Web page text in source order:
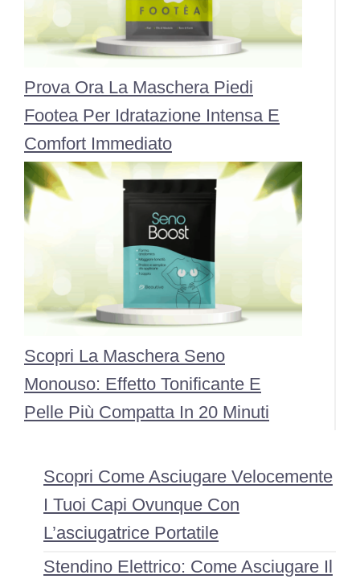
Prova Ora La Maschera Piedi
Footea Per Idratazione Intensa E
Comfort Immediato
Scopri La Maschera Seno
Monouso: Effetto Tonificante E
Pelle Più Compatta In 20 Minuti
Scopri Come Asciugare Velocemente
I Tuoi Capi Ovunque Con
L’asciugatrice Portatile
Stendino Elettrico: Come Asciugare Il